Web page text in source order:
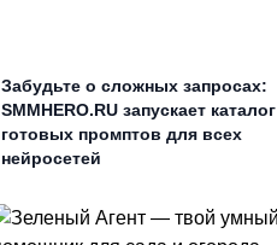
Забудьте о сложных запросах:
SMMHERO.RU запускает каталог
готовых промптов для всех
нейросетей